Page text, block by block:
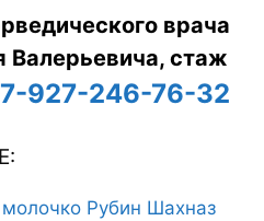
врача
Валерьевича, стаж
927-246-76-32
Рубин Шахназ